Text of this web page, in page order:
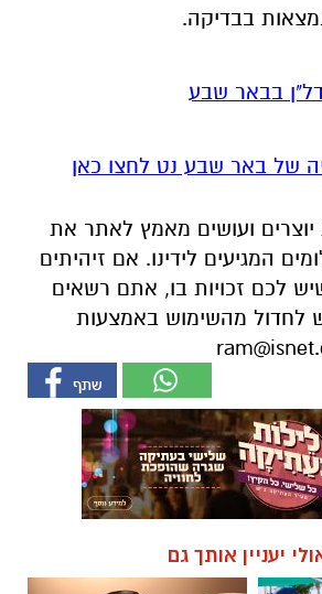
בבדיקה.
בבאר שבע
של באר שבע נט לחצו כאן
יוצרים ועושים מאמץ לאתר את
המגיעים לידינו. אם זיהיתים
לכם זכויות בו, אתם רשאים
לחדול מהשימוש באמצעות
יעניין אותך גם